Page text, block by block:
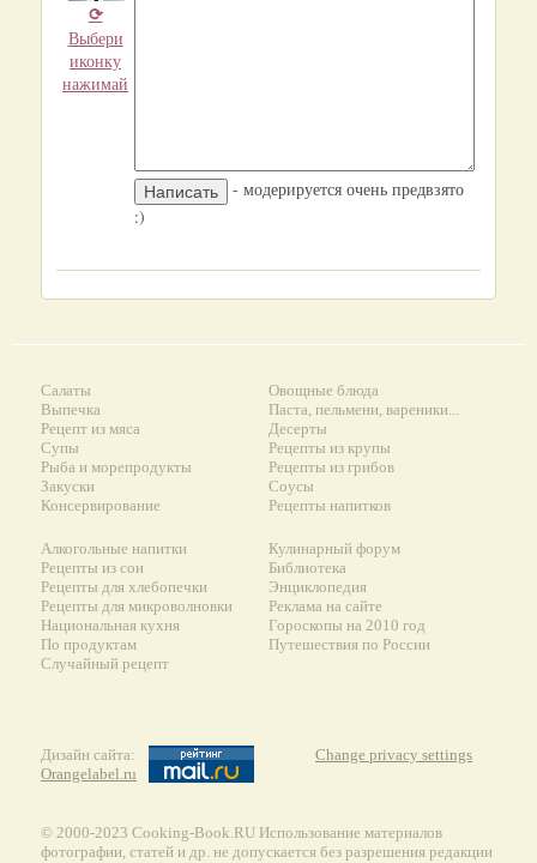
⟳
Выбери
иконку
нажимай
- модерируется очень предвзято
:)
Салаты
Выпечка
Рецепт из мяса
Супы
Рыба и морепродукты
Закуски
Консервирование
Овощные блюда
Паста, пельмени, вареники...
Десерты
Рецепты из крупы
Рецепты из грибов
Соусы
Рецепты напитков
Алкогольные напитки
Рецепты из сои
Рецепты для хлебопечки
Рецепты для микроволновки
Национальная кухня
По продуктам
Случайный рецепт
Кулинарный форум
Библиотека
Энциклопедия
Реклама на сайте
Гороскопы на 2010 год
Путешествия по России
Дизайн сайта:
Orangelabel.ru
Change privacy settings
© 2000-2023 Сooking-Book.RU Использование материалов
фотографии, статей и др. не допускается без разрешения редакции